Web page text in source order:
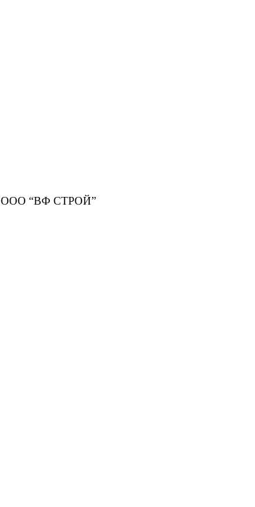
ООО “ВФ СТРОЙ”